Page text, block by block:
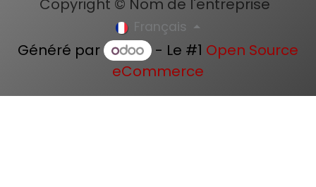
Copyright © Nom de l'entreprise
Français
Généré par - Le #1 Open Source
eCommerce